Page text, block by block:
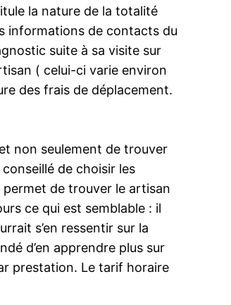
la nature de la totalité
informations de contacts du
suite à sa visite sur
( celui-ci varie environ
des frais de déplacement.
non seulement de trouver
de choisir les
permet de trouver le artisan
ce qui est semblable : il
s’en ressentir sur la
d’en apprendre plus sur
prestation. Le tarif horaire